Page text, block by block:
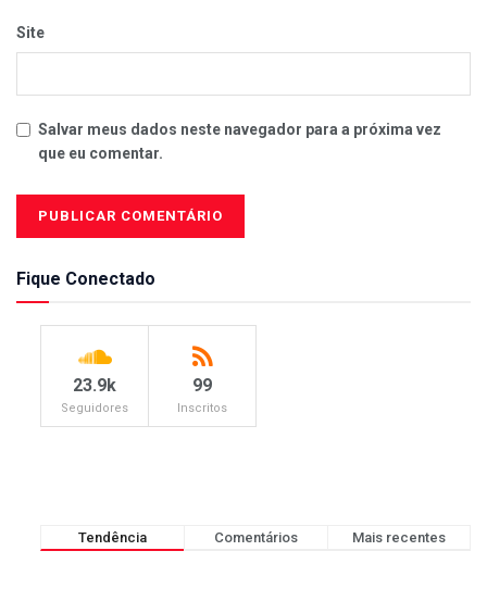
Site
Salvar meus dados neste navegador para a próxima vez
que eu comentar.
Fique Conectado
23.9k
Seguidores
99
Inscritos
Tendência Comentários Mais recentes